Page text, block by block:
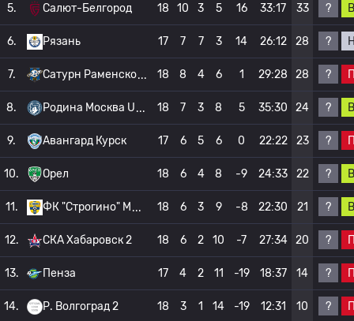
5. Салют-Белгород 18 10 3 5 16 33:17 33 ? В
6. Рязань 17 7 7 3 14 26:12 28 ?
7. Сатурн Раменско 18 8 4 6 1 29:28 28 ?
8. Родина Москва U 18 7 3 8 5 35:30 24 ? В
9. Авангард Курск 17 6 5 6 0 22:22 23 ?
10. Орел 18 6 4 8 -9 24:33 22 ? В
11. ФК "Строгино" М 18 6 3 9 -8 22:30 21 ? В
12. СКА Хабаровск 2 18 6 2 10 -7 27:34 20 ?
13. Пенза 17 4 2 11 -19 18:37 14 ?
14. Р. Волгоград 2 18 3 1 14 -19 12:31 10 ?